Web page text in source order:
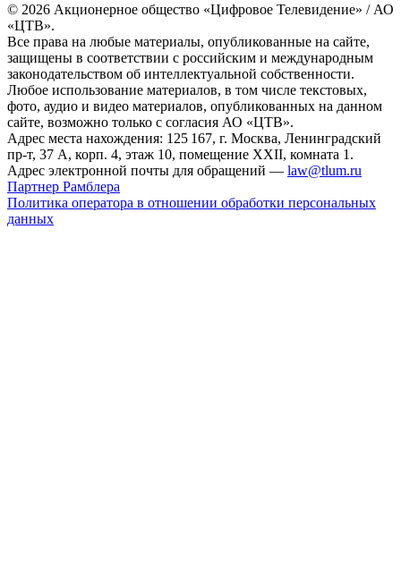
© 2026 Акционерное общество «Цифровое Телевидение» / АО
«ЦТВ».
Все права на любые материалы, опубликованные на сайте,
защищены в соответствии с российским и международным
законодательством об интеллектуальной собственности.
Любое использование материалов, в том числе текстовых,
фото, аудио и видео материалов, опубликованных на данном
сайте, возможно только с согласия АО «ЦТВ».
Адрес места нахождения: 125 167, г. Москва, Ленинградский
пр-т, 37 А, корп. 4, этаж 10, помещение XXII, комната 1.
Адрес электронной почты для обращений — law@tlum.ru
Партнер Рамблера
Политика оператора в отношении обработки персональных
данных